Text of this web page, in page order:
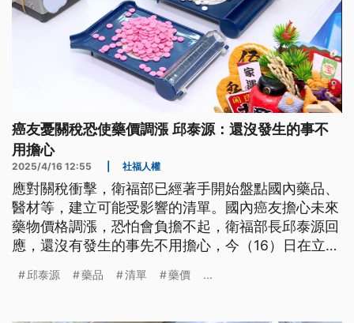
癌友憂關稅恐使藥價調漲 邱泰源：還沒發生的事不
用擔心
2025/4/16 12:55 社福人權
應對關稅衝擊，衛福部已經著手開始盤點國內藥品、
醫材等，建立可能受影響的清單。國內癌友擔心未來
藥物價格調漲，恐怕會負擔不起，衛福部長邱泰源回
應，還沒有發生的事先不用擔心，今（16）日在立院
邱泰源 藥品 清單 藥價 ...